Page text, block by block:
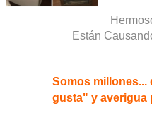
Están
Somos millones...
gusta" y averigua